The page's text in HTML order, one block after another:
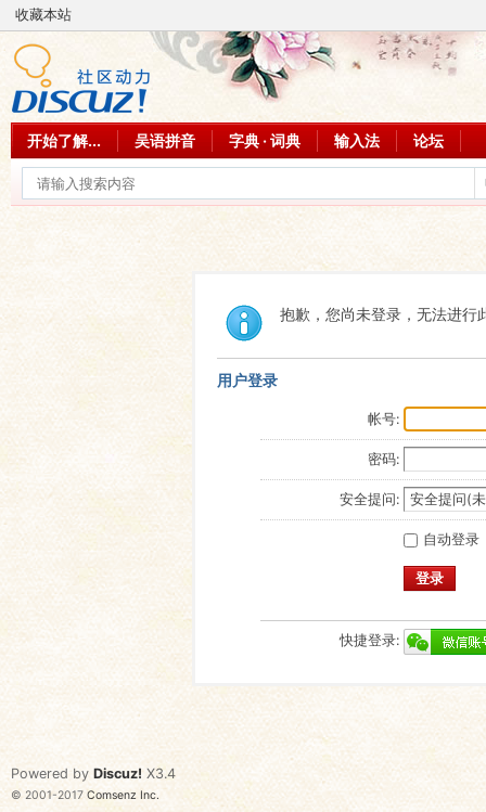
收藏本站
开始了解... 吴语拼音 字典 · 词典 输入法 论坛
抱歉，您尚未登录，无法进行
用户登录
帐号:
密码:
安全提问:
自动登录
登录
快捷登录:
Powered by Discuz! X3.4
© 2001-2017 Comsenz Inc.